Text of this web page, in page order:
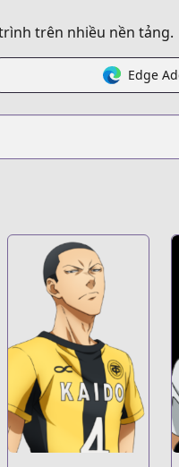
trên nhiều nền tảng.
Edge